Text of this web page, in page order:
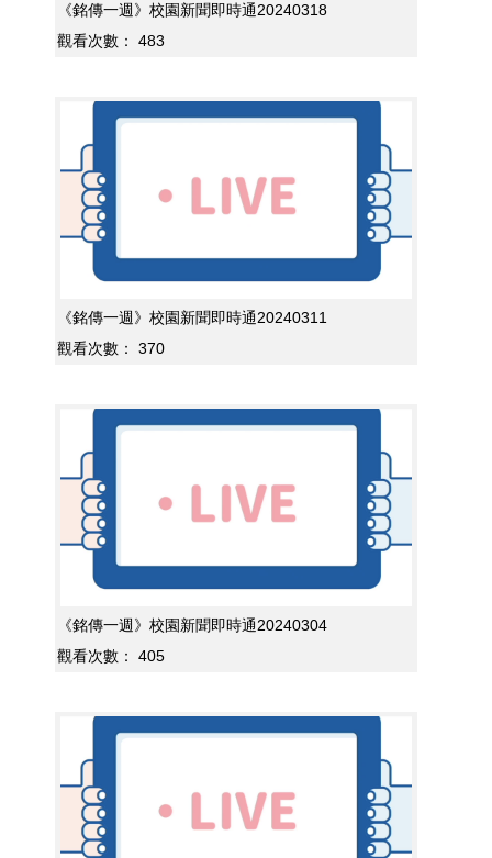
《銘傳一週》校園新聞即時通20240318
觀看次數：
483
《銘傳一週》校園新聞即時通20240311
觀看次數：
370
《銘傳一週》校園新聞即時通20240304
觀看次數：
405